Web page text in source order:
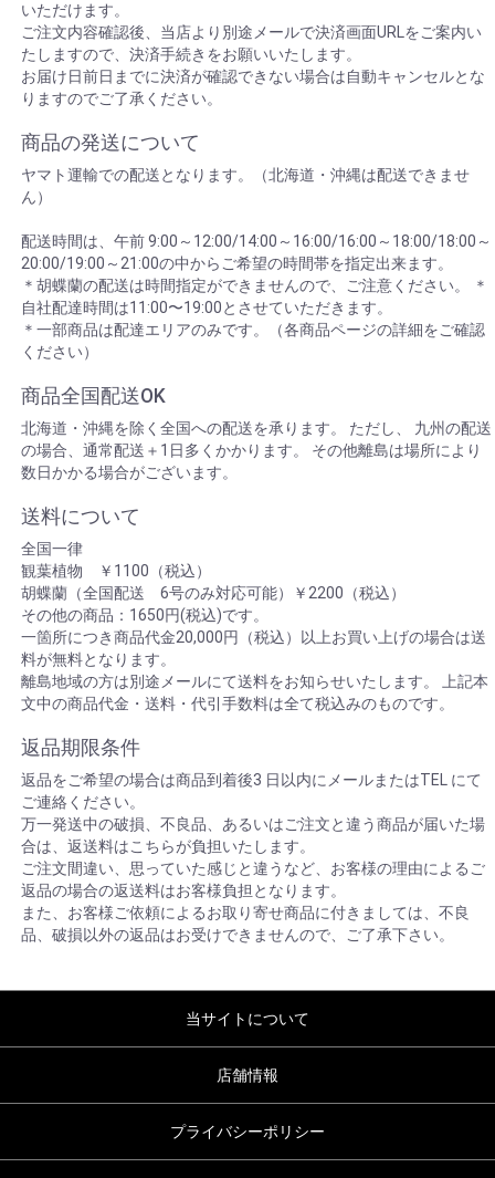
いただけます。
ご注文内容確認後、当店より別途メールで決済画面URLをご案内い
たしますので、決済手続きをお願いいたします。
お届け日前日までに決済が確認できない場合は自動キャンセルとな
りますのでご了承ください。
商品の発送について
ヤマト運輸での配送となります。（北海道・沖縄は配送できませ
ん）
配送時間は、午前 9:00～12:00/14:00～16:00/16:00～18:00/18:00～
20:00/19:00～21:00の中からご希望の時間帯を指定出来ます。
＊胡蝶蘭の配送は時間指定ができませんので、ご注意ください。 ＊
自社配達時間は11:00〜19:00とさせていただきます。
＊一部商品は配達エリアのみです。（各商品ページの詳細をご確認
ください）
商品全国配送OK
北海道・沖縄を除く全国への配送を承ります。 ただし、 九州の配送
の場合、通常配送＋1日多くかかります。 その他離島は場所により
数日かかる場合がございます。
送料について
全国一律
観葉植物 ￥1100（税込）
胡蝶蘭（全国配送 6号のみ対応可能）￥2200（税込）
その他の商品：1650円(税込)です。
一箇所につき商品代金20,000円（税込）以上お買い上げの場合は送
料が無料となります。
離島地域の方は別途メールにて送料をお知らせいたします。 上記本
文中の商品代金・送料・代引手数料は全て税込みのものです。
返品期限条件
返品をご希望の場合は商品到着後3 日以内にメールまたはTEL にて
ご連絡ください。
万一発送中の破損、不良品、あるいはご注文と違う商品が届いた場
合は、返送料はこちらが負担いたします。
ご注文間違い、思っていた感じと違うなど、お客様の理由によるご
返品の場合の返送料はお客様負担となります。
また、お客様ご依頼によるお取り寄せ商品に付きましては、不良
品、破損以外の返品はお受けできませんので、ご了承下さい。
当サイトについて
店舗情報
プライバシーポリシー